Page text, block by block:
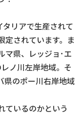
タリアで生産されて
定されています。ま
マ県、レッジョ･エ
ノ川左岸地域。そ
県のポー川右岸地域
ているのかという